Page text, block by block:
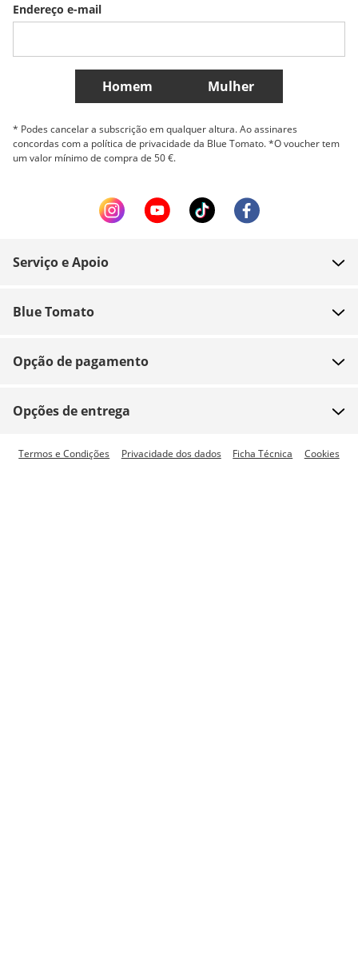
Belgique (Français) Danmark Norge
Mais países
Endereço e-mail
Homem Mulher
* Podes cancelar a subscrição em qualquer altura. Ao assinares
concordas com a política de privacidade da Blue Tomato. *O voucher tem
um valor mínimo de compra de 50 €.
Serviço e Apoio
Pagamento
Devoluções
Tracking de encomenda
Blue Tomato
Emprego
Blue World
Opção de pagamento
Opções de entrega
Envio expresso disponível
Termos e Condições Privacidade dos dados Ficha Técnica Cookies